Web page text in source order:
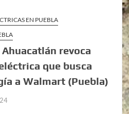
EN PUEBLA
revoca
que busca
a Walmart (Puebla)